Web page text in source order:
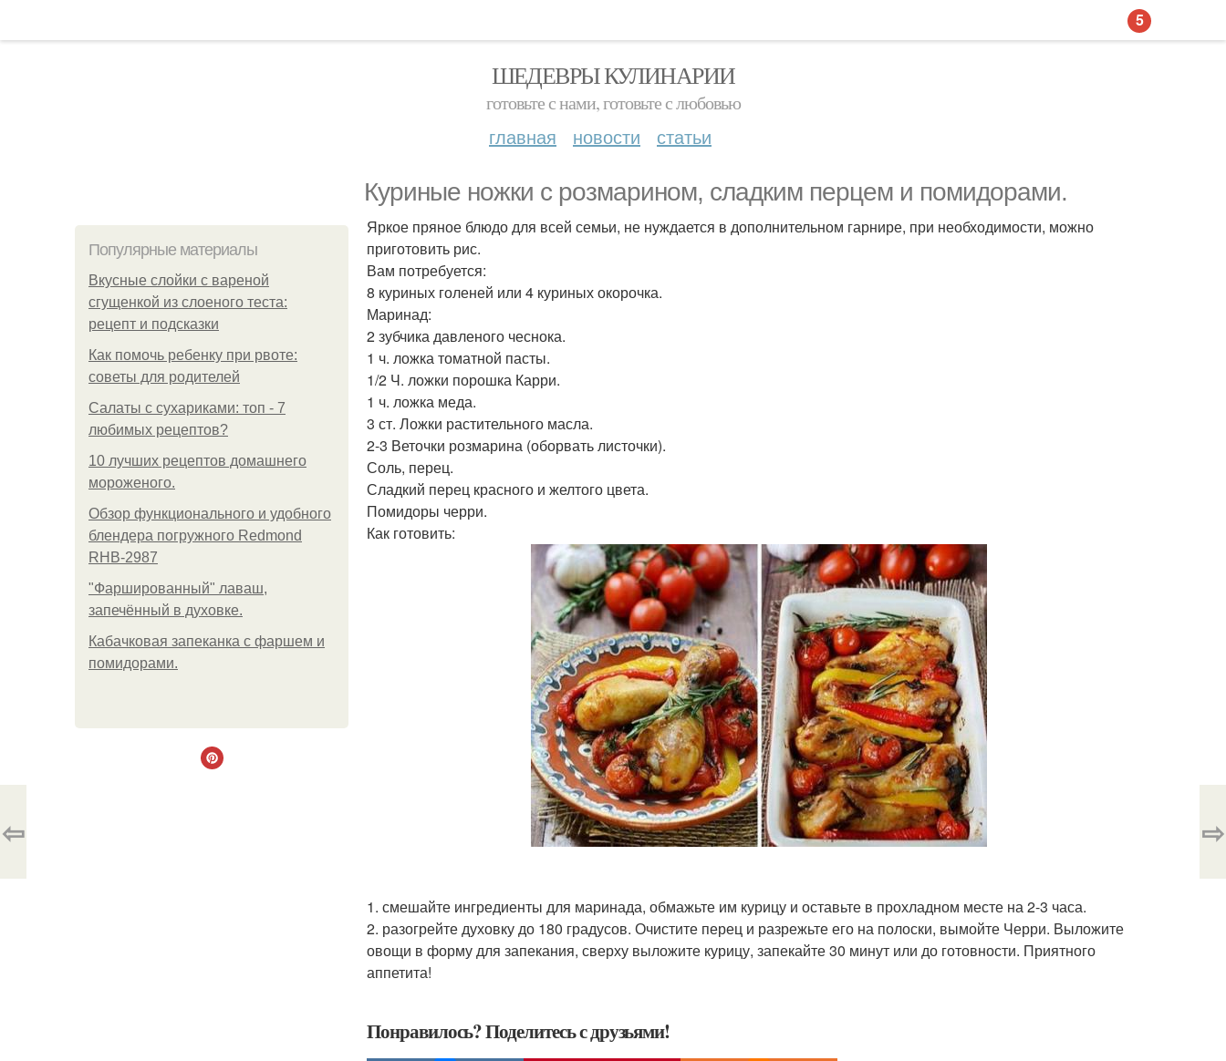
ШЕДЕВРЫ КУЛИНАРИИ
готовьте с нами, готовьте с любовью
главная новости статьи
Куриные ножки с розмарином, сладким перцем и помидорами.
Популярные материалы
Вкусные слойки с вареной
сгущенкой из слоеного теста:
рецепт и подсказки
Как помочь ребенку при рвоте:
советы для родителей
Салаты с сухариками: топ - 7
любимых рецептов?
10 лучших рецептов домашнего
мороженого.
Обзор функционального и удобного
блендера погружного Redmond
RHB-2987
"Фаршированный" лаваш,
запечённый в духовке.
Кабачковая запеканка с фаршем и
помидорами.
Яркое пряное блюдо для всей семьи, не нуждается в дополнительном гарнире, при необходимости, можно
приготовить рис.
Вам потребуется:
8 куриных голеней или 4 куриных окорочка.
Маринад:
2 зубчика давленого чеснока.
1 ч. ложка томатной пасты.
1/2 Ч. ложки порошка Карри.
1 ч. ложка меда.
3 ст. Ложки растительного масла.
2-3 Веточки розмарина (оборвать листочки).
Соль, перец.
Сладкий перец красного и желтого цвета.
Помидоры черри.
Как готовить:
1. смешайте ингредиенты для маринада, обмажьте им курицу и оставьте в прохладном месте на 2-3 часа.
2. разогрейте духовку до 180 градусов. Очистите перец и разрежьте его на полоски, вымойте Черри. Выложите
овощи в форму для запекания, сверху выложите курицу, запекайте 30 минут или до готовности. Приятного
аппетита!
Понравилось? Поделитесь с друзьями!
⇦ ⇨
5